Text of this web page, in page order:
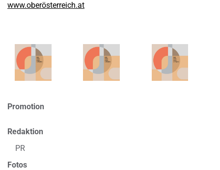
www.oberösterreich.at
Promotion
Redaktion
PR
Fotos